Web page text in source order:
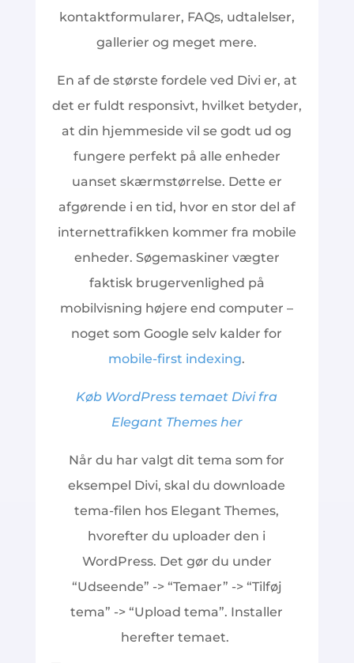
kontaktformularer, FAQs, udtalelser,
gallerier og meget mere.
En af de største fordele ved Divi er, at
det er fuldt responsivt, hvilket betyder,
at din hjemmeside vil se godt ud og
fungere perfekt på alle enheder
uanset skærmstørrelse. Dette er
afgørende i en tid, hvor en stor del af
internettrafikken kommer fra mobile
enheder. Søgemaskiner vægter
faktisk brugervenlighed på
mobilvisning højere end computer –
noget som Google selv kalder for
mobile-first indexing.
Køb WordPress temaet Divi fra
Elegant Themes her
Når du har valgt dit tema som for
eksempel Divi, skal du downloade
tema-filen hos Elegant Themes,
hvorefter du uploader den i
WordPress. Det gør du under
“Udseende” -> “Temaer” -> “Tilføj
tema” -> “Upload tema”. Installer
herefter temaet.